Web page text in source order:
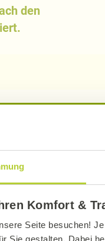
Komfort &
Seite besuchen!
den